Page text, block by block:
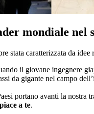
mondiale nel
stata caratterizzata da
il giovane ingegnere
da gigante nel campo
portano avanti la nostra
a te.